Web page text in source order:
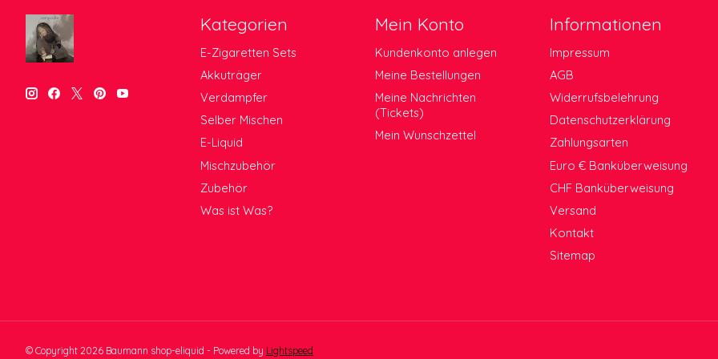
Kategorien
E-Zigaretten Sets
Akkuträger
Verdampfer
Selber Mischen
E-Liquid
Mischzubehör
Zubehör
Was ist Was?
Mein Konto
Kundenkonto anlegen
Meine Bestellungen
Meine Nachrichten
(Tickets)
Mein Wunschzettel
Informationen
Impressum
AGB
Widerrufsbelehrung
Datenschutzerklärung
Zahlungsarten
Euro € Banküberweisung
CHF Banküberweisung
Versand
Kontakt
Sitemap
© Copyright 2026 Baumann shop-eliquid - Powered by Lightspeed